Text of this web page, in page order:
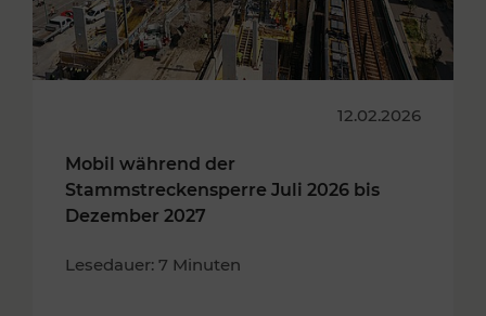
12.02.2026
Mobil während der
Stammstreckensperre Juli 2026 bis
Dezember 2027
Lesedauer: 7 Minuten